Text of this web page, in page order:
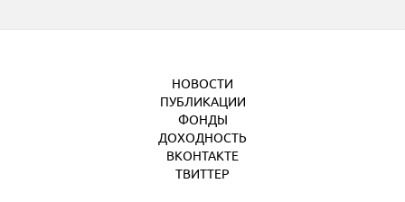
НОВОСТИ
ПУБЛИКАЦИИ
ФОНДЫ
ДОХОДНОСТЬ
ВКОНТАКТЕ
ТВИТТЕР